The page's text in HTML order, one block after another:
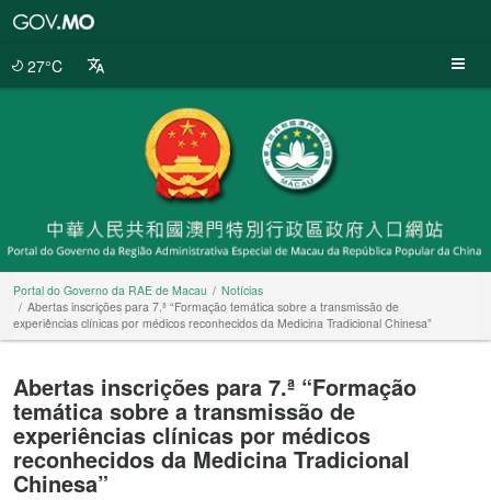
27°C
Portal do Governo da RAE de Macau
Notícias
Abertas inscrições para 7.ª “Formação temática sobre a transmissão de
experiências clínicas por médicos reconhecidos da Medicina Tradicional Chinesa”
Abertas inscrições para 7.ª “Formação
temática sobre a transmissão de
experiências clínicas por médicos
reconhecidos da Medicina Tradicional
Chinesa”